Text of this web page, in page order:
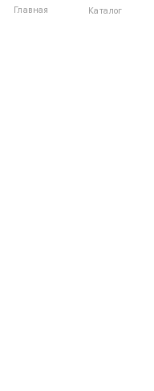
Главная Каталог